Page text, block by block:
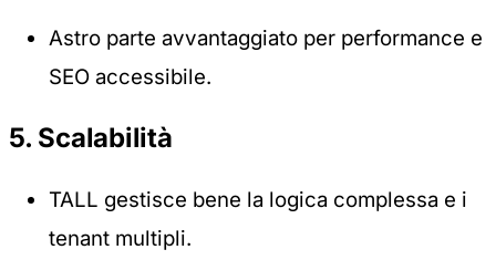
Astro parte avvantaggiato per performance e
SEO accessibile.
5. Scalabilità
TALL gestisce bene la logica complessa e i
tenant multipli.